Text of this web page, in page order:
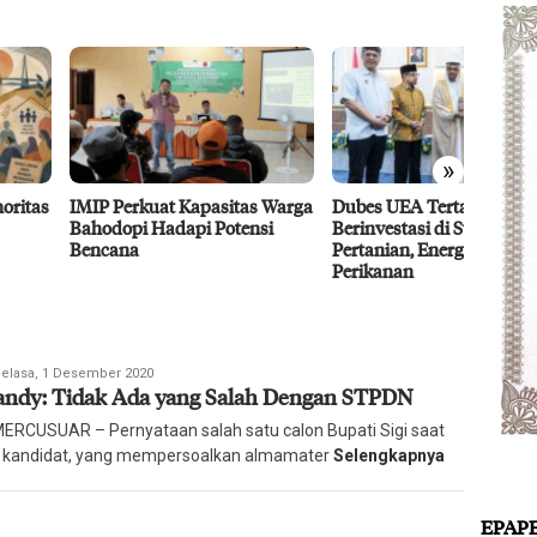
»
Kapasitas Warga
Hadapi Potensi
Dubes UEA Tertarik
Berinvestasi di Sulteng Sektor
Pertanian, Energi, dan
CPO
Agro
2026
1 Desember 2020
Tidak Ada yang Salah Dengan STPDN
– Pernyataan salah satu calon Bupati Sigi saat
yang mempersoalkan almamaterSelengkapnya